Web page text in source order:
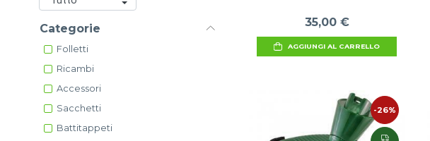
Categorie
Folletti
Ricambi
Accessori
Sacchetti
Battitappeti
35,00 €
AGGIUNGI AL CARRELLO
-26%